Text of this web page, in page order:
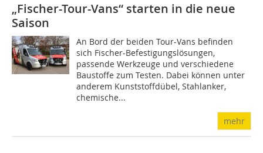
„Fischer-Tour-Vans“ starten in die neue
Saison
An Bord der beiden Tour-Vans befinden
sich Fischer-Befestigungslösungen,
passende Werkzeuge und verschiedene
Baustoffe zum Testen. Dabei können unter
anderem Kunststoffdübel, Stahlanker,
chemische...
mehr